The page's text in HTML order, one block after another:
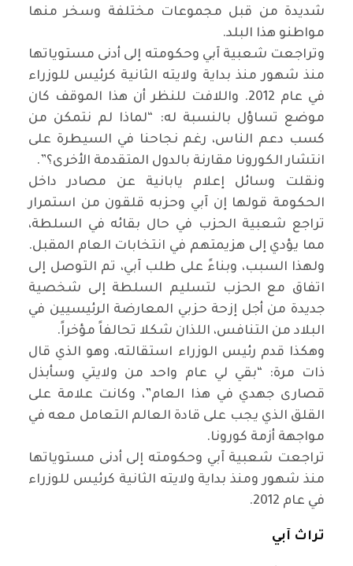
شديدة من قبل مجموعات مختلفة وسخر منها
مواطنو هذا البلد.
وتراجعت شعبية آبي وحكومته إلى أدنى مستوياتها
منذ شهور منذ بداية ولايته الثانية كرئيس للوزراء
في عام 2012. واللافت للنظر أن هذا الموقف كان
موضع تساؤل بالنسبة له: “لماذا لم نتمكن من
كسب دعم الناس، رغم نجاحنا في السيطرة على
انتشار الكورونا مقارنة بالدول المتقدمة الأخرى؟”.
ونقلت وسائل إعلام يابانية عن مصادر داخل
الحكومة قولها إن آبي وحزبه قلقون من استمرار
تراجع شعبية الحزب في حال بقائه في السلطة،
مما يؤدي إلى هزيمتهم في انتخابات العام المقبل.
ولهذا السبب، وبناءً على طلب آبي، تم التوصل إلى
اتفاق مع الحزب لتسليم السلطة إلى شخصية
جديدة من أجل إزحة حزبي المعارضة الرئيسيين في
البلاد من التنافس، اللذان شكلا تحالفاً مؤخراً.
وهكذا قدم رئيس الوزراء استقالته، وهو الذي قال
ذات مرة: “بقي لي عام واحد من ولايتي وسأبذل
قصارى جهدي في هذا العام”، وكانت علامة على
القلق الذي يجب على قادة العالم التعامل معه في
مواجهة أزمة كورونا.
تراجعت شعبية آبي وحكومته إلى أدنى مستوياتها
منذ شهور ومنذ بداية ولايته الثانية كرئيس للوزراء
في عام 2012.
تراث آبي